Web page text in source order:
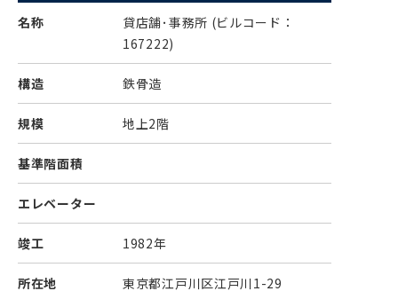
名称 貸店舗･事務所 (ビルコード：
167222)
構造 鉄骨造
規模 地上2階
基準階面積
エレベーター
竣工 1982年
所在地 東京都江戸川区江戸川1-29